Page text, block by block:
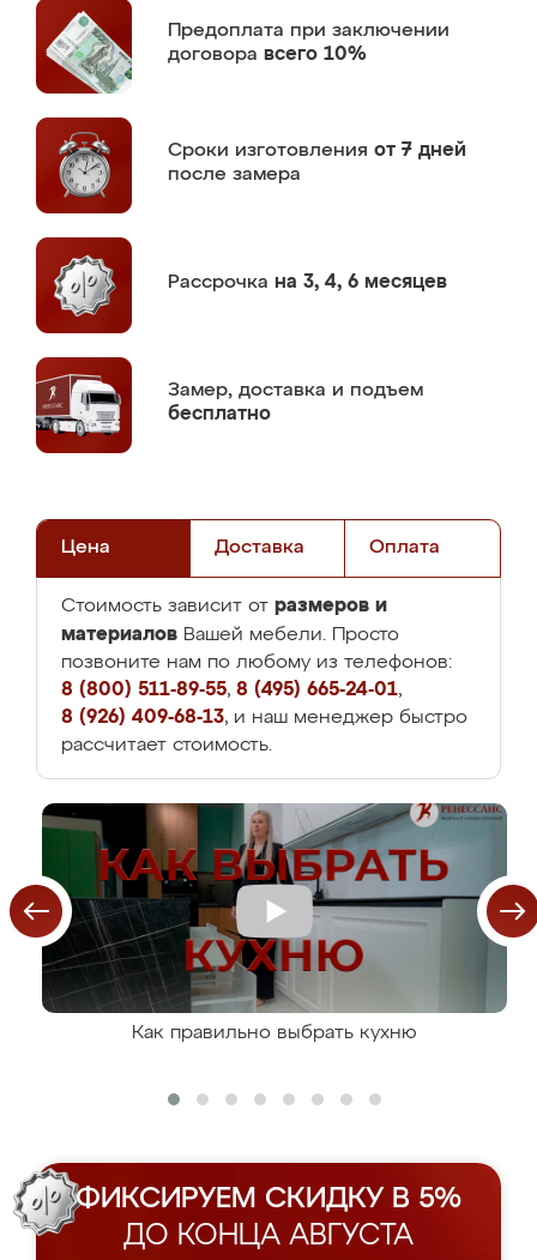
Предоплата при заключении
договора всего 10%
Сроки изготовления от 7 дней
после замера
Рассрочка на 3, 4, 6 месяцев
Замер, доставка и подъем
бесплатно
Цена Доставка Оплата
Стоимость зависит от размеров и
материалов Вашей мебели. Просто
позвоните нам по любому из телефонов:
8 (800) 511-89-55, 8 (495) 665-24-01,
8 (926) 409-68-13, и наш менеджер быстро
рассчитает стоимость.
Как правильно выбрать кухню
ФИКСИРУЕМ СКИДКУ В 5%
ДО КОНЦА АВГУСТА